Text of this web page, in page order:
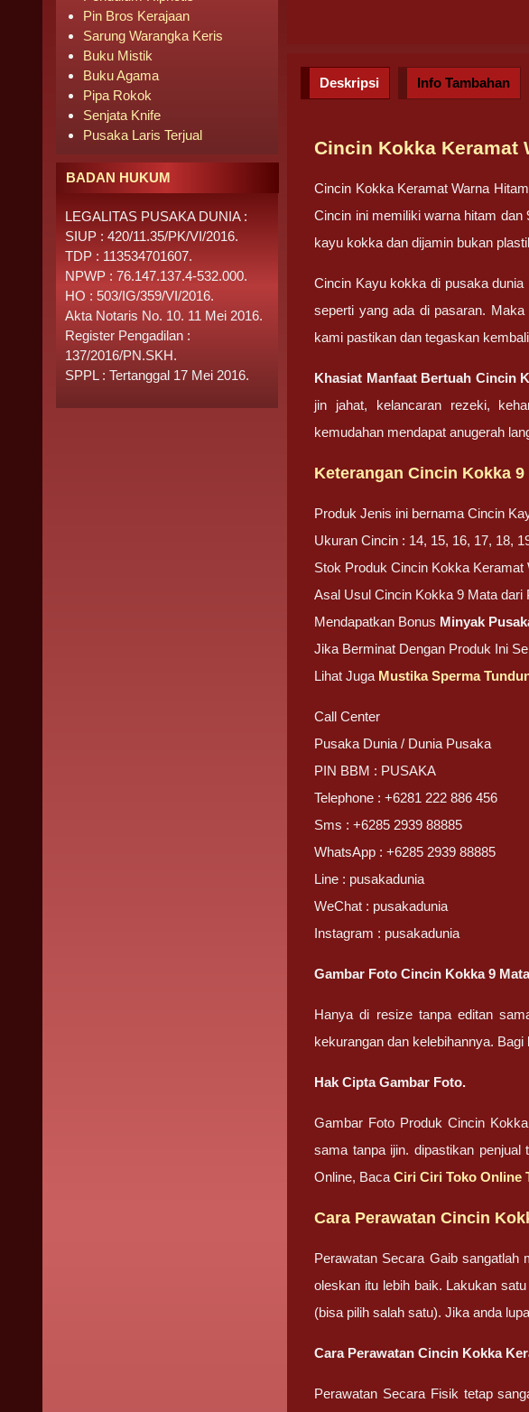
Deskripsi Info Tambahan
Cincin Kokka Keramat
Cincin Kokka Keramat Warna
Cincin ini memiliki warna hitam
kayu kokka dan dijamin bukan
Cincin Kayu kokka di pusaka
seperti yang ada di pasaran.
kami pastikan dan tegaskan
Khasiat Manfaat Bertuah Cincin
jin jahat, kelancaran rezeki,
kemudahan mendapat anugerah
Keterangan Cincin Kokka 9
Produk Jenis ini bernama Cincin
Ukuran Cincin : 14, 15, 16, 17, 18,
Stok Produk Cincin Kokka Keramat
Asal Usul Cincin Kokka 9 Mata dari
Mendapatkan Bonus Minyak
Jika Berminat Dengan Produk Ini
Lihat Juga Mustika Sperma
Call Center
Pusaka Dunia / Dunia Pusaka
PIN BBM : PUSAKA
Telephone : +6281 222 886 456
Sms : +6285 2939 88885
WhatsApp : +6285 2939 88885
Line : pusakadunia
WeChat : pusakadunia
Instagram : pusakadunia
Gambar Foto Cincin Kokka 9
Hanya di resize tanpa editan
kekurangan dan kelebihannya.
Hak Cipta Gambar Foto.
Gambar Foto Produk Cincin
sama tanpa ijin. dipastikan
Online, BacaCiri Ciri Toko Online
Cara Perawatan Cincin
Perawatan Secara Gaib sangatlah
oleskan itu lebih baik. Lakukan
(bisa pilih salah satu). Jika anda
Cara Perawatan Cincin Kokka
Perawatan Secara Fisik tetap
Pin Bros Kerajaan
Sarung Warangka Keris
Buku Mistik
Buku Agama
Pipa Rokok
Senjata Knife
Pusaka Laris Terjual
BADAN HUKUM
LEGALITAS PUSAKA DUNIA :
SIUP : 420/11.35/PK/VI/2016.
TDP : 113534701607.
NPWP : 76.147.137.4-532.000.
HO : 503/IG/359/VI/2016.
Akta Notaris No. 10. 11 Mei 2016.
Register Pengadilan :
137/2016/PN.SKH.
SPPL : Tertanggal 17 Mei 2016.